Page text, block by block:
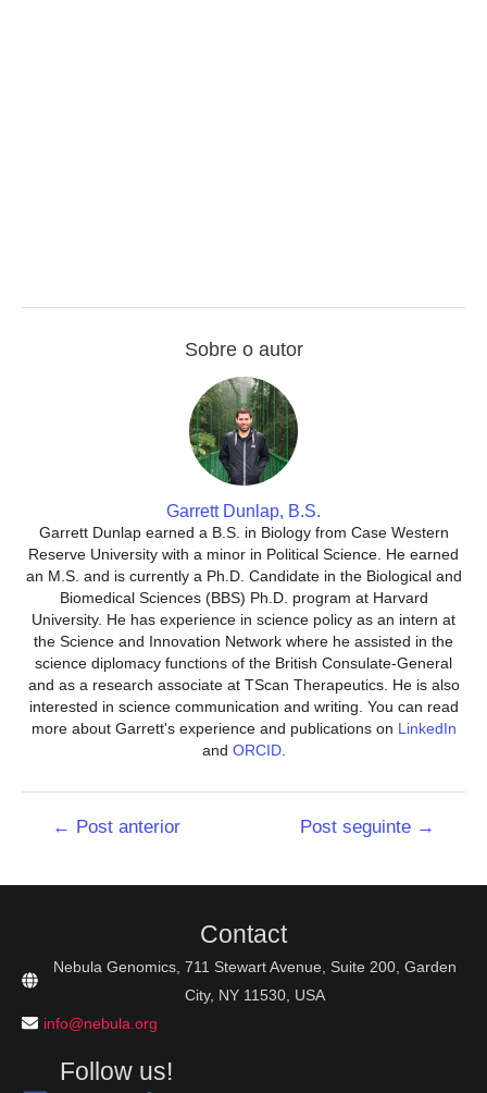
Sobre o autor
Garrett Dunlap, B.S.
Garrett Dunlap earned a B.S. in Biology from Case Western
Reserve University with a minor in Political Science. He earned
an M.S. and is currently a Ph.D. Candidate in the Biological and
Biomedical Sciences (BBS) Ph.D. program at Harvard
University. He has experience in science policy as an intern at
the Science and Innovation Network where he assisted in the
science diplomacy functions of the British Consulate-General
and as a research associate at TScan Therapeutics. He is also
interested in science communication and writing. You can read
more about Garrett's experience and publications on LinkedIn
and ORCID.
Navegação
← Post anterior Post seguinte →
Contact
Nebula Genomics, 711 Stewart Avenue, Suite 200, Garden
City, NY 11530, USA
info@nebula.org
Follow us!